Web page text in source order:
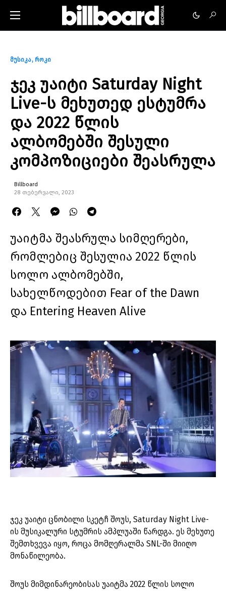
მუსიკა როკი
ჯეკ უაიტი Saturday Night
Live-ს მეხუთედ ესტუმრა
და 2022 წლის
ალბომებში შესული
კომპოზიციები შეასრულა
Billboard
28 თებერვალი, 2023
უაიტმა შეასრულა სიმღერები,
რომლებიც შესულია 2022 წლის
სოლო ალბომებში,
სახელწოდებით Fear of the Dawn
და Entering Heaven Alive
ჯეკ უაიტი ცნობილი სკეტჩ შოუს, Saturday Night Live-
ის მუსიკალური სტუმრის ამპლუაში წარდგა. ეს მეხუთე
შემთხვევა იყო, როცა მომღერალმა SNL-ში მიიღო
მონაწილეობა.
შოუს მიმდინარეობისას უაიტმა 2022 წლის სოლო